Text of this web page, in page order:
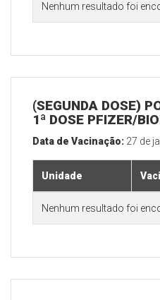
Nenhum resultado foi
(SEGUNDA DOSE)
1ª DOSE PFIZER/
Data de Vacinação: 27 de
Unidade
Nenhum resultado foi